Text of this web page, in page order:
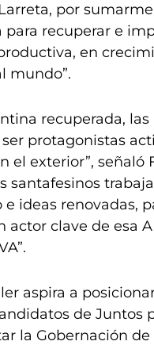
por
para recuperar e
en
mundo”.
recuperada,
protagonistas
el exterior”, señaló
santafesinos
ideas renovadas,
actor clave de esa
aspira a
de Juntos
la Gobernación de